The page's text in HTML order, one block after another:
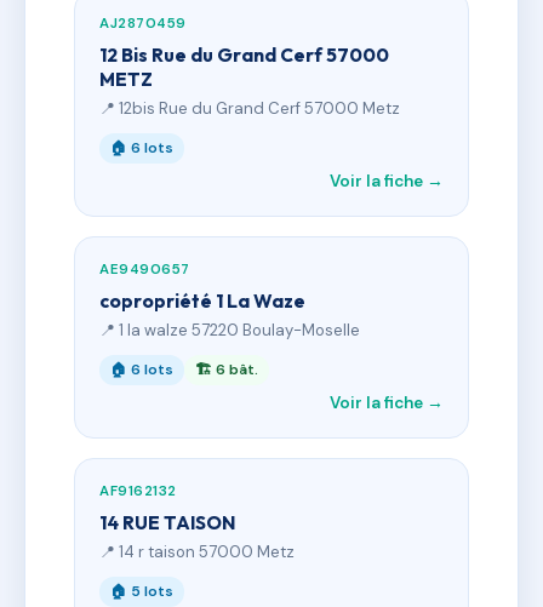
AJ2870459
12 Bis Rue du Grand Cerf 57000
METZ
📍 12bis Rue du Grand Cerf 57000 Metz
🏠 6 lots
Voir la fiche →
AE9490657
copropriété 1 La Waze
📍 1 la walze 57220 Boulay-Moselle
🏠 6 lots 🏗 6 bât.
Voir la fiche →
AF9162132
14 RUE TAISON
📍 14 r taison 57000 Metz
🏠 5 lots